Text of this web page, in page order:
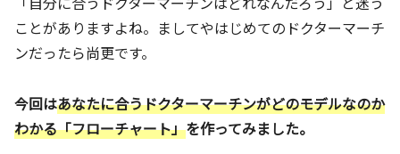
ことがありますよね。ましてやはじめてのドクターマーチ
ンだったら尚更です。
今回はあなたに合うドクターマーチンがどのモデルなのか
わかる「フローチャート」を作ってみました。